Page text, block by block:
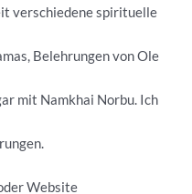
verschiedene spirituelle
Belehrungen von Ole
mit Namkhai Norbu. Ich
Website